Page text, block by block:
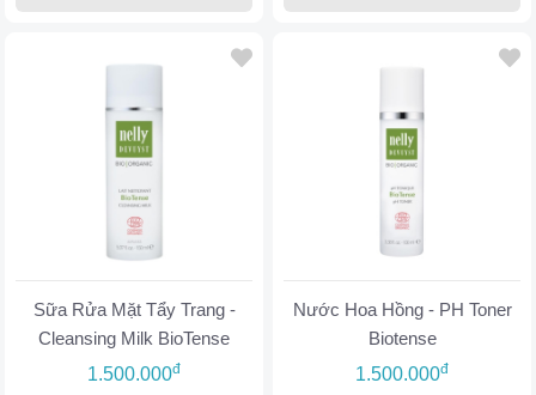
Sữa Rửa Mặt Tẩy Trang -
Cleansing Milk BioTense
1.500.000đ
Nước Hoa Hồng - PH Toner
Biotense
1.500.000đ